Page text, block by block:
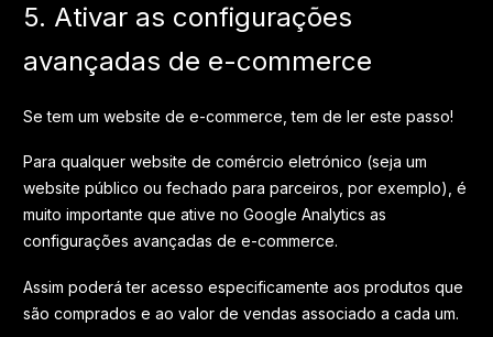
5. Ativar as configurações
avançadas de e-commerce
Se tem um website de e-commerce, tem de ler este passo!
Para qualquer website de comércio eletrónico (seja um
website público ou fechado para parceiros, por exemplo), é
muito importante que ative no Google Analytics as
configurações avançadas de e-commerce.
Assim poderá ter acesso especificamente aos produtos que
são comprados e ao valor de vendas associado a cada um.